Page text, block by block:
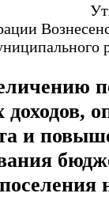
и